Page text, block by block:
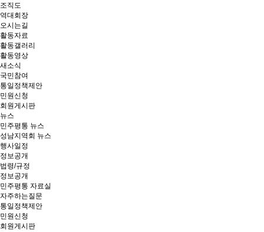
조직도
역대회장
오시는길
활동자료
활동갤러리
활동영상
새소식
국민참여
통일정책제안
민원신청
회원게시판
뉴스
민주평통 뉴스
성남지역회 뉴스
행사일정
정보공개
법령/규정
정보공개
민주평통 자료실
자주하는질문
통일정책제안
민원신청
회원게시판